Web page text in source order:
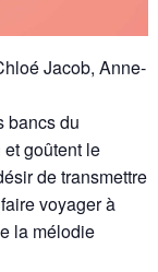
Jacob, Anne-
bancs du
goûtent le
de transmettre
voyager à
la mélodie